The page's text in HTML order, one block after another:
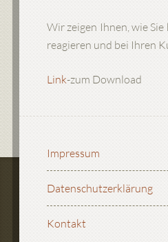
Wir zeigen Ihnen, wie
reagieren und bei Ihren
Link-zum Download
Impressum
Datenschutzerklärung
Kontakt